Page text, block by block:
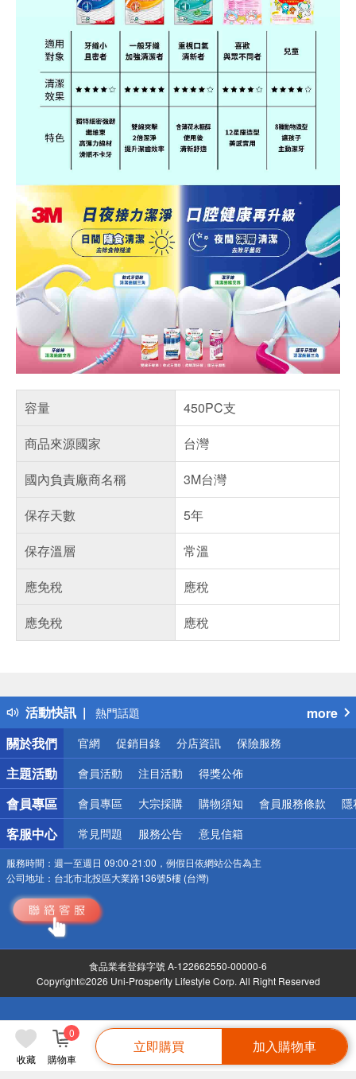
收藏 購物車
0
立即購買 加入購物車
容量
450PC支
商品來源國家
台灣
國內負責廠商名稱
3M台灣
保存天數
5年
保存溫層
常溫
應免稅
應稅
應免稅
應稅
活動快訊
得獎公告
熱門話題
銀行優惠
偏遠地區配送
詐騙網頁！請小心！
more
關於我們
官網 促銷目錄 分店資訊 保險服務
主題活動 會員活動 注目活動 得獎公佈
會員專區 會員專區 大宗採購 購物須知 會員服務條款 隱
客服中心 常見問題 服務公告 意見信箱
服務時間： 週一至週日 09:00-21:00，例假日依網站公告為主
公司地址： 台北市北投區大業路136號5樓 (台灣)
食品業者登錄字號 A-122662550-00000-6
Copyright©2026 Uni-Prosperity Lifestyle Corp. All Right Reserved